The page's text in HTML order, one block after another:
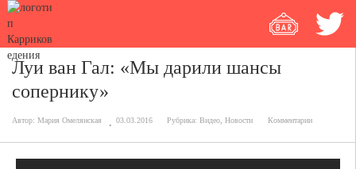
Луи ван Гал: «Мы дарили шансы
сопернику»
Автор: Мария Омелянская 03.03.2016 Рубрика: Видео Новости Комментарии